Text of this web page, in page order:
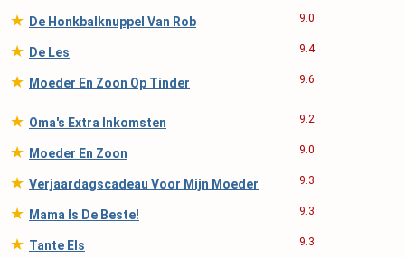
★ De Honkbalknuppel Van Rob 9.0
★ De Les 9.4
★ Moeder En Zoon Op Tinder 9.6
★ Oma's Extra Inkomsten 9.2
★ Moeder En Zoon 9.0
★ Verjaardagscadeau Voor Mijn Moeder 9.3
★ Mama Is De Beste! 9.3
★ Tante Els 9.3